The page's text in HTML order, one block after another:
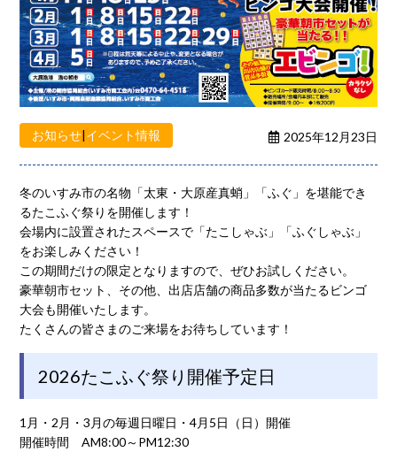
お知らせ|イベント情報 2025年12月23日
冬のいすみ市の名物「太東・大原産真蛸」「ふぐ」を堪能でき
るたこふぐ祭りを開催します！
会場内に設置されたスペースで「たこしゃぶ」「ふぐしゃぶ」
をお楽しみください！
この期間だけの限定となりますので、ぜひお試しください。
豪華朝市セット、その他、出店店舗の商品多数が当たるビンゴ
大会も開催いたします。
たくさんの皆さまのご来場をお待ちしています！
2026たこふぐ祭り開催予定日
1月・2月・3月の毎週日曜日・4月5日（日）開催
開催時間 AM8:00～PM12:30